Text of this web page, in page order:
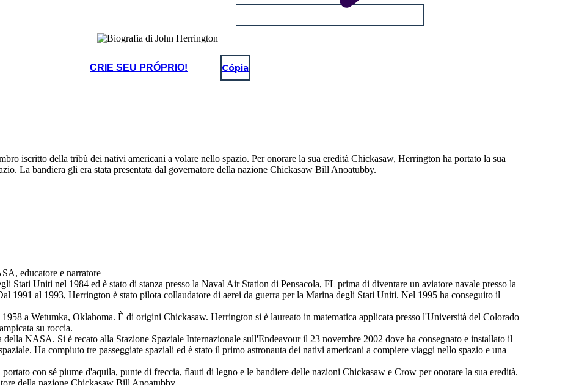
CRIE SEU PRÓPRIO! Cópia
iscritto della tribù dei nativi americani a volare nello spazio. Per onorare la sua eredità Chickasaw, Herrington ha portato la sua
La bandiera gli era stata presentata dal governatore della nazione Chickasaw Bill Anoatubby.
educatore e narratore
Stati Uniti nel 1984 ed è stato di stanza presso la Naval Air Station di Pensacola, FL prima di diventare un aviatore navale presso la
1991 al 1993, Herrington è stato pilota collaudatore di aerei da guerra per la Marina degli Stati Uniti. Nel 1995 ha conseguito il
a Wetumka, Oklahoma. È di origini Chickasaw. Herrington si è laureato in matematica applicata presso l'Università del Colorado
su roccia.
NASA. Si è recato alla Stazione Spaziale Internazionale sull'Endeavour il 23 novembre 2002 dove ha consegnato e installato il
Ha compiuto tre passeggiate spaziali ed è stato il primo astronauta dei nativi americani a compiere viaggi nello spazio e una
con sé piume d'aquila, punte di freccia, flauti di legno e le bandiere delle nazioni Chickasaw e Crow per onorare la sua eredità.
della nazione Chickasaw Bill Anoatubby.